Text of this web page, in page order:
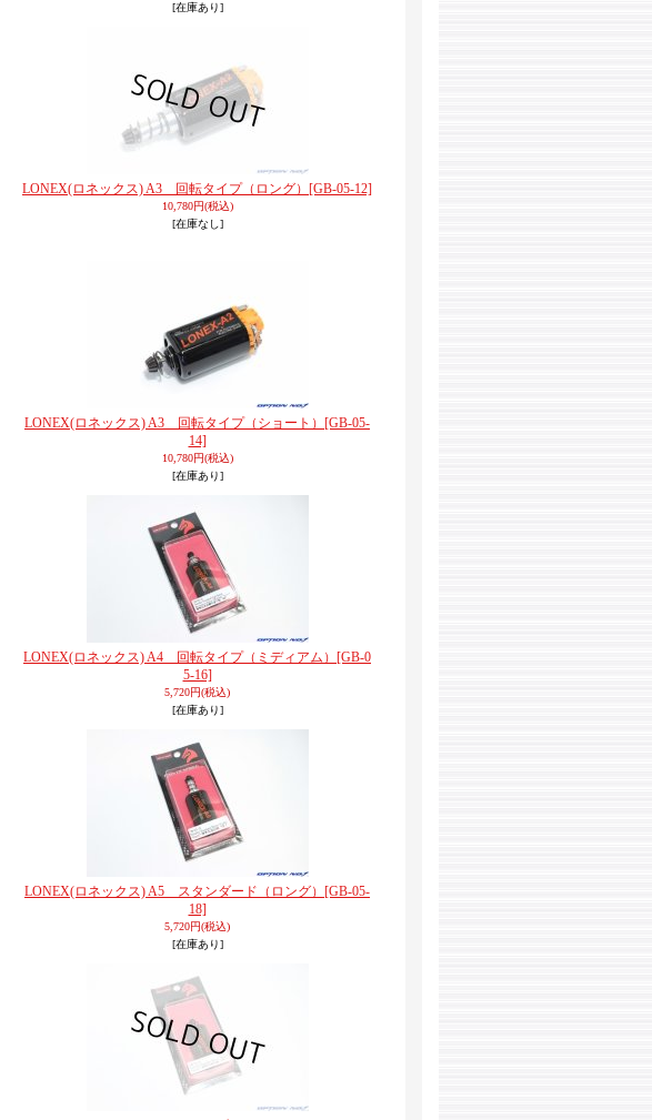
[在庫あり]
LONEX(ロネックス) A3 回転タイプ（ロング） [GB-05-12]
10,780円(税込)
[在庫なし]
LONEX(ロネックス) A3 回転タイプ（ショート） [GB-05-
14]
10,780円(税込)
[在庫あり]
LONEX(ロネックス) A4 回転タイプ（ミディアム） [GB-0
5-16]
5,720円(税込)
[在庫あり]
LONEX(ロネックス) A5 スタンダード（ロング） [GB-05-
18]
5,720円(税込)
[在庫あり]